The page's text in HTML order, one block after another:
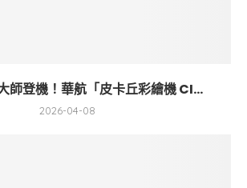
師登機！華航「皮卡丘彩繪機 CI...
2026-04-08